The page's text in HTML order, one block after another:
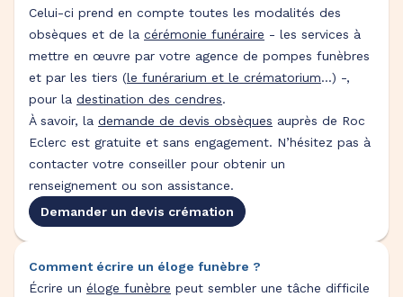
Celui-ci prend en compte toutes les modalités des
obsèques et de la cérémonie funéraire - les services à
mettre en œuvre par votre agence de pompes funèbres
et par les tiers (le funérarium et le crématorium...) -,
pour la destination des cendres.
À savoir, la demande de devis obsèques auprès de Roc
Eclerc est gratuite et sans engagement. N’hésitez pas à
contacter votre conseiller pour obtenir un
renseignement ou son assistance.
Demander un devis crémation
Comment écrire un éloge funèbre ?
Écrire un éloge funèbre peut sembler une tâche difficile